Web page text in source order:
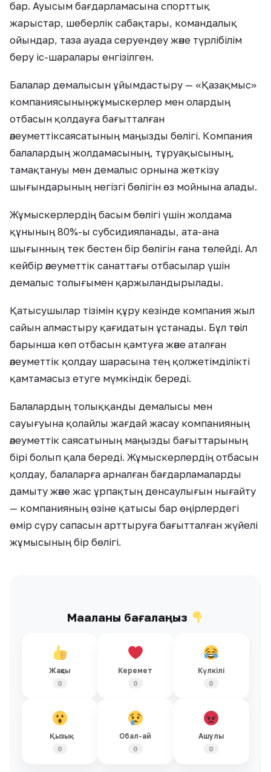
бар. Ауысым бағдарламасына спорттық
жарыстар, шеберлік сабақтары, командалық
ойындар, таза ауада серуендеу және түрлібілім
беру іс-шаралары енгізілген.
Балалар демалысын ұйымдастыру — «Қазақмыс»
компаниясыныңжұмыскерлер мен олардың
отбасын қолдауға бағытталған
әлеуметтіксаясатының маңызды бөлігі. Компания
балалардың жолдамасының, тұруақысының,
тамақтануы мен демалыс орнына жеткізу
шығындарының негізгі бөлігін өз мойнына алады.
Жұмыскерлердің басым бөлігі үшін жолдама
құнының 80%-ы субсидияланады, ата-ана
шығынның тек бестен бір бөлігін ғана төлейді. Ал
кейбір әлеуметтік санаттағы отбасылар үшін
демалыс толығымен қаржыландырылады.
Қатысушылар тізімін құру кезінде компания жыл
сайын алмастыру қағидатын ұстанады. Бұл тәсіл
барынша көп отбасын қамтуға және аталған
әлеуметтік қолдау шарасына тең қолжетімділікті
қамтамасыз етуге мүмкіндік береді.
Балалардың толыққанды демалысы мен
сауығуына қолайлы жағдай жасау компанияның
әлеуметтік саясатының маңызды бағыттарының
бірі болып қала береді. Жұмыскерлердің отбасын
қолдау, балаларға арналған бағдарламаларды
дамыту және жас ұрпақтың денсаулығын нығайту
— компанияның өзіне қатысы бар өңірлердегі
өмір сүру сапасын арттыруға бағытталған жүйелі
жұмысының бір бөлігі.
Мақаланы бағалаңыз
Жақсы
0
Керемет
0
Күлкілі
0
Қызық
0
Обал-ай
0
Ашулы
0